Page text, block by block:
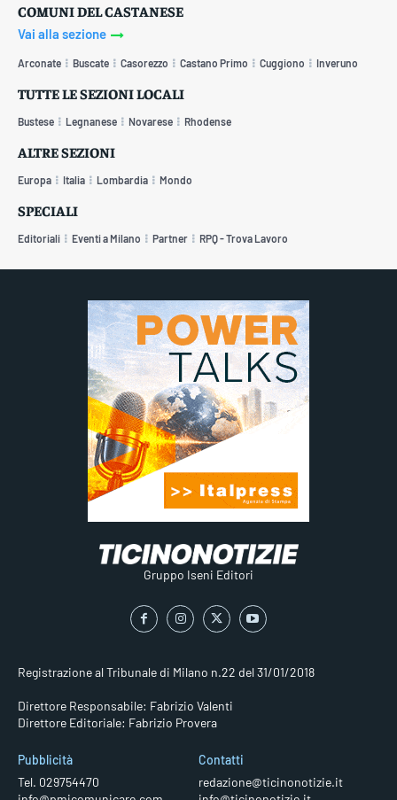
COMUNI DEL CASTANESE
Vai alla sezione
Arconate Buscate Casorezzo Castano Primo Cuggiono Inveruno
TUTTE LE SEZIONI LOCALI
Bustese Legnanese Novarese Rhodense
ALTRE SEZIONI
Europa Italia Lombardia Mondo
SPECIALI
Editoriali Eventi a Milano Partner RPQ - Trova Lavoro
Gruppo Iseni Editori
Registrazione al Tribunale di Milano n.22 del 31/01/2018
Direttore Responsabile: Fabrizio Valenti
Direttore Editoriale: Fabrizio Provera
Pubblicità
Tel. 029754470
Contatti
redazione@ticinonotizie.it